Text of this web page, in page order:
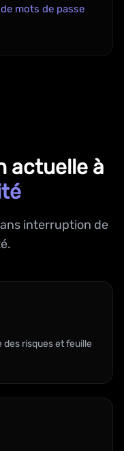
mots de passe
actuelle à
interruption de
risques et feuille